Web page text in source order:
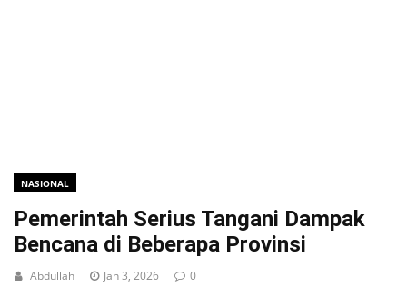
NASIONAL
Pemerintah Serius Tangani Dampak
Bencana di Beberapa Provinsi
Abdullah Jan 3, 2026 0